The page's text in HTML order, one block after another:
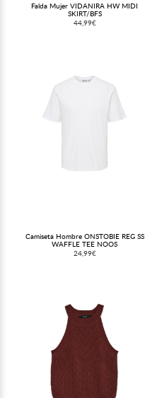
Falda Mujer VIDANIRA HW MIDI
SKIRT/BFS
44,99€
Camiseta Hombre ONSTOBIE REG SS
WAFFLE TEE NOOS
24,99€